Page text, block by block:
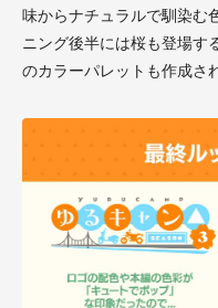
味からナチュラルで馴染む
ニング後半には桜も登場す
のカラーパレットも作成さ